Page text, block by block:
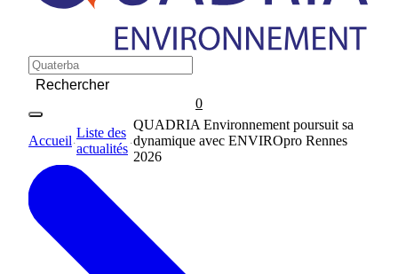
Rechercher
0
Accueil>
Liste des
actualités>
QUADRIA Environnement poursuit sa
dynamique avec ENVIROpro Rennes
2026